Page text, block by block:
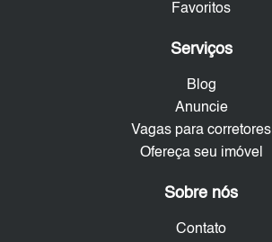
Favoritos
Serviços
Blog
Anuncie
Vagas para corretores
Ofereça seu imóvel
Sobre nós
Contato